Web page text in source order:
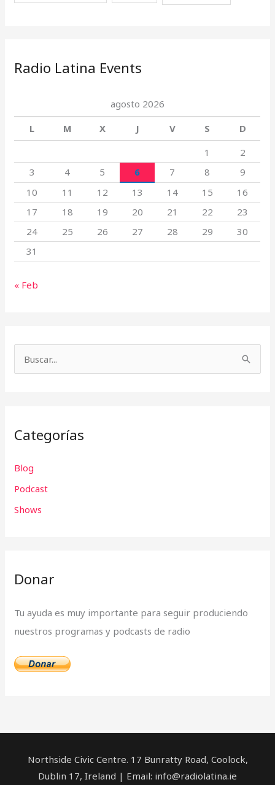
Radio Latina Events
agosto 2026
L
M X J V S
D
1
2
3
4 5 6 7 8
9
10
11 12 13 14 15
16
17
18 19 20 21 22
23
24
25 26 27 28 29
30
31
« Feb
a
p
o
r
Categorías
Blog
Podcast
Shows
Donar
Tu ayuda es muy importante para seguir produciendo
nuestros programas y podcasts de radio
Northside Civic Centre. 17 Bunratty Road, Coolock,
Dublin 17, Ireland | Email: info@radiolatina.ie